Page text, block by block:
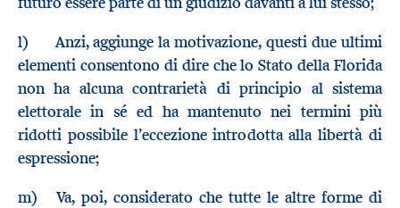
l) Anzi, aggiunge la motivazione, questi due ultimi
elementi consentono di dire che lo Stato della Florida
non ha alcuna contrarietà di principio al sistema
elettorale in sé ed ha mantenuto nei termini più
ridotti possibile l’eccezione introdotta alla libertà di
espressione;
m) Va, poi, considerato che tutte le altre forme di